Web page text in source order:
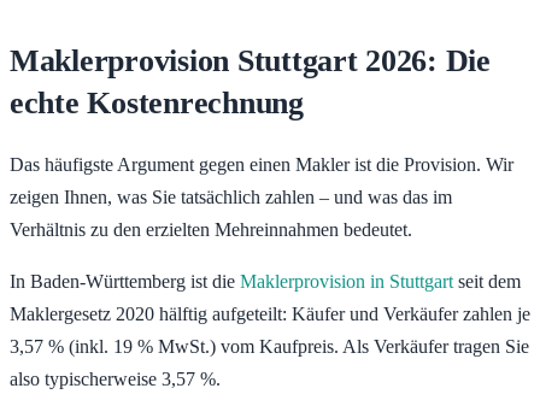
Maklerprovision Stuttgart 2026: Die
echte Kostenrechnung
Das häufigste Argument gegen einen Makler ist die Provision. Wir
zeigen Ihnen, was Sie tatsächlich zahlen – und was das im
Verhältnis zu den erzielten Mehreinnahmen bedeutet.
In Baden-Württemberg ist die Maklerprovision in Stuttgart seit dem
Maklergesetz 2020 hälftig aufgeteilt: Käufer und Verkäufer zahlen je
3,57 % (inkl. 19 % MwSt.) vom Kaufpreis. Als Verkäufer tragen Sie
also typischerweise 3,57 %.